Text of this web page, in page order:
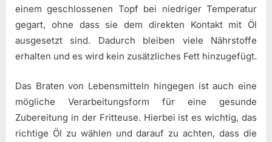
einem geschlossenen Topf bei niedriger Temperatur
gegart, ohne dass sie dem direkten Kontakt mit Öl
ausgesetzt sind. Dadurch bleiben viele Nährstoffe
erhalten und es wird kein zusätzliches Fett hinzugefügt.
Das Braten von Lebensmitteln hingegen ist auch eine
mögliche Verarbeitungsform für eine gesunde
Zubereitung in der Fritteuse. Hierbei ist es wichtig, das
richtige Öl zu wählen und darauf zu achten, dass die